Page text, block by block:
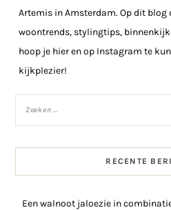
Artemis in Amsterdam. Op dit blog
woontrends, stylingtips,
hoop je hier en op Instagram te
kijkplezier!
RECENTE
Een walnoot jaloezie in